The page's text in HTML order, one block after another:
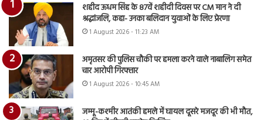
शहीद ऊधम सिंह के 87वें शहीदी दिवस पर CM मान ने दी
श्रद्धांजलि, कहा- उनका बलिदान युवाओं के लिए प्रेरणा
1 August 2026 - 11:23 AM
अमृतसर की पुलिस चौकी पर हमला करने वाले नाबालिग समेत
चार आरोपी गिरफ्तार
1 August 2026 - 10:45 AM
जम्मू-कश्मीर आतंकी हमले में घायल दूसरे मजदूर की भी मौत,